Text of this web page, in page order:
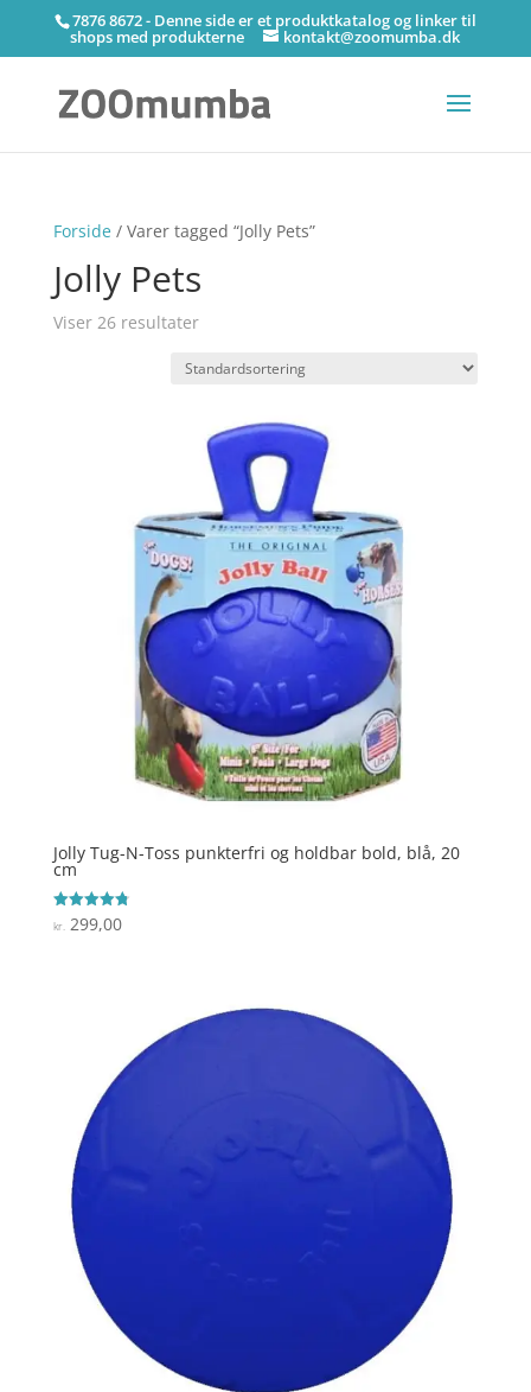
7876 8672 - Denne side er et produktkatalog og linker til
shops med produkterne kontakt@zoomumba.dk
Forside/ Varer tagged “Jolly Pets”
Jolly Pets
Viser 26 resultater
Jolly Tug-N-Toss punkterfri og holdbar bold, blå, 20
cm
Vurderet
4.8
kr.299,00